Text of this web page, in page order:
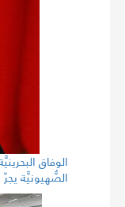
الوفاق
الصُّهيونيَّة